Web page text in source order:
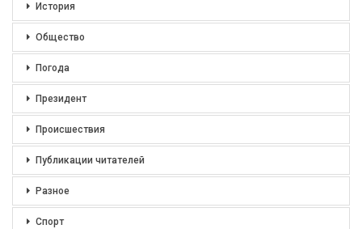
История
Общество
Погода
Президент
Происшествия
Публикации читателей
Разное
Спорт